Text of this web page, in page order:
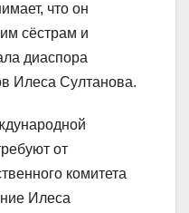
что он
сёстрам и
диаспора
Илеса Султанова.
от
комитета
Илеса